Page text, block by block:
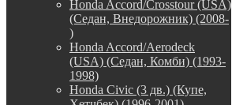
Honda Accord/Crosstour (USA)
(Седан, Внедорожник) (2008-
)
Honda Accord/Аerodeck
(USA) (Седан, Комби) (1993-
1998)
Honda Civic (3 дв.) (Купе,